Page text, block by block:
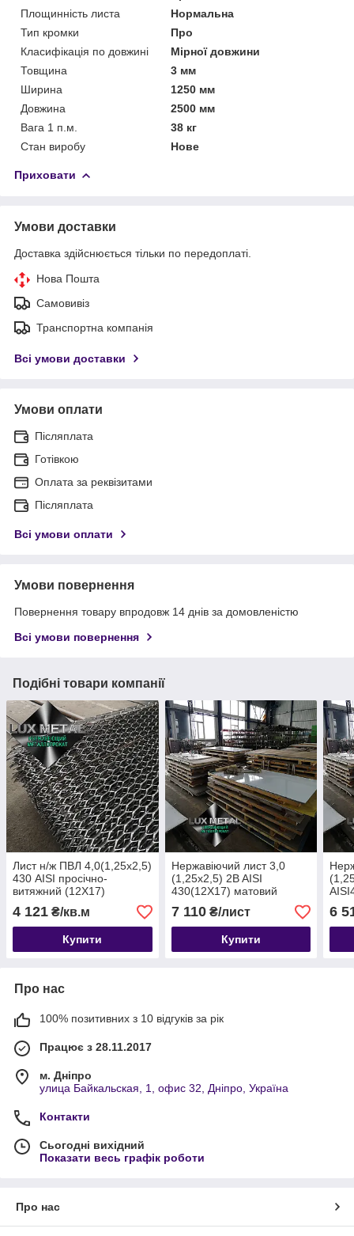
Площинність листа
Нормальна
Тип кромки
Про
Класифікація по довжині
Мірної довжини
Товщина
3 мм
Ширина
1250 мм
Довжина
2500 мм
Вага 1 п.м.
38 кг
Стан виробу
Нове
Приховати
Умови доставки
Доставка здійснюється тільки по передоплаті.
Нова Пошта
Самовивіз
Транспортна компанія
Всі умови доставки
Умови оплати
Післяплата
Готівкою
Оплата за реквізитами
Післяплата
Всі умови оплати
Умови повернення
Повернення товару впродовж 14 днів за домовленістю
Всі умови повернення
Подібні товари компанії
Лист н/ж ПВЛ 4,0(1,25х2,5)
430 AISI просічно-
витяжний (12Х17)
технічний
4 121 ₴/кв.м
Купити
Нержавіючий лист 3,0
(1,25х2,5) 2B AISI
430(12Х17) матовий
технічний
7 110₴/лист
Купити
6
Про нас
100% позитивних з 10 відгуків за рік
Працює з 28.11.2017
м. Дніпро
улица Байкальская, 1, офис 32, Дніпро, Україна
Контакти
Сьогодні вихідний
Показати весь графік роботи
Про нас